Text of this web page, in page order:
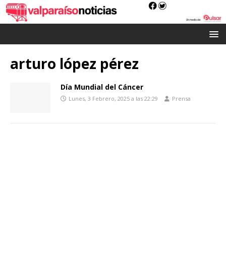
arturo lópez pérez
Día Mundial del Cáncer
Lunes, 3 Febrero, 2025 a las 22:29 Prensa